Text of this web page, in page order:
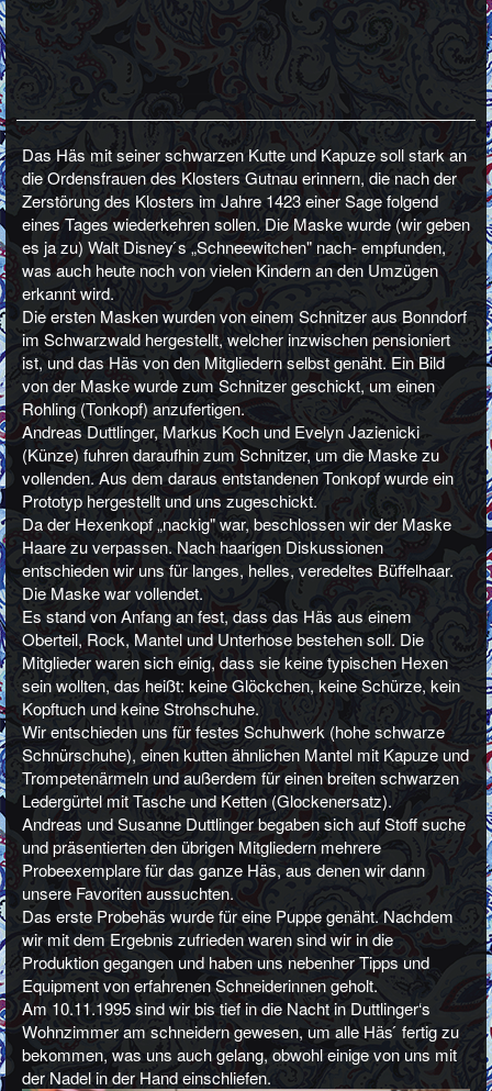
Das Häs mit seiner schwarzen Kutte und Kapuze soll stark an
die Ordensfrauen des Klosters Gutnau erinnern, die nach der
Zerstörung des Klosters im Jahre 1423 einer Sage folgend
eines Tages wiederkehren sollen. Die Maske wurde (wir geben
es ja zu) Walt Disney ́s „Schneewitchen" nach- empfunden,
was auch heute noch von vielen Kindern an den Umzügen
erkannt wird.
Die ersten Masken wurden von einem Schnitzer aus Bonndorf
im Schwarzwald hergestellt, welcher inzwischen pensioniert
ist, und das Häs von den Mitgliedern selbst genäht. Ein Bild
von der Maske wurde zum Schnitzer geschickt, um einen
Rohling (Tonkopf) anzufertigen.
Andreas Duttlinger, Markus Koch und Evelyn Jazienicki
(Künze) fuhren daraufhin zum Schnitzer, um die Maske zu
vollenden. Aus dem daraus entstandenen Tonkopf wurde ein
Prototyp hergestellt und uns zugeschickt.
Da der Hexenkopf „nackig" war, beschlossen wir der Maske
Haare zu verpassen. Nach haarigen Diskussionen
entschieden wir uns für langes, helles, veredeltes Büffelhaar.
Die Maske war vollendet.
Es stand von Anfang an fest, dass das Häs aus einem
Oberteil, Rock, Mantel und Unterhose bestehen soll. Die
Mitglieder waren sich einig, dass sie keine typischen Hexen
sein wollten, das heißt: keine Glöckchen, keine Schürze, kein
Kopftuch und keine Strohschuhe.
Wir entschieden uns für festes Schuhwerk (hohe schwarze
Schnürschuhe), einen kutten ähnlichen Mantel mit Kapuze und
Trompetenärmeln und außerdem für einen breiten schwarzen
Ledergürtel mit Tasche und Ketten (Glockenersatz).
Andreas und Susanne Duttlinger begaben sich auf Stoff suche
und präsentierten den übrigen Mitgliedern mehrere
Probeexemplare für das ganze Häs, aus denen wir dann
unsere Favoriten aussuchten.
Das erste Probehäs wurde für eine Puppe genäht. Nachdem
wir mit dem Ergebnis zufrieden waren sind wir in die
Produktion gegangen und haben uns nebenher Tipps und
Equipment von erfahrenen Schneiderinnen geholt.
Am 10.11.1995 sind wir bis tief in die Nacht in Duttlinger‘s
Wohnzimmer am schneidern gewesen, um alle Häs ́ fertig zu
bekommen, was uns auch gelang, obwohl einige von uns mit
der Nadel in der Hand einschliefen.